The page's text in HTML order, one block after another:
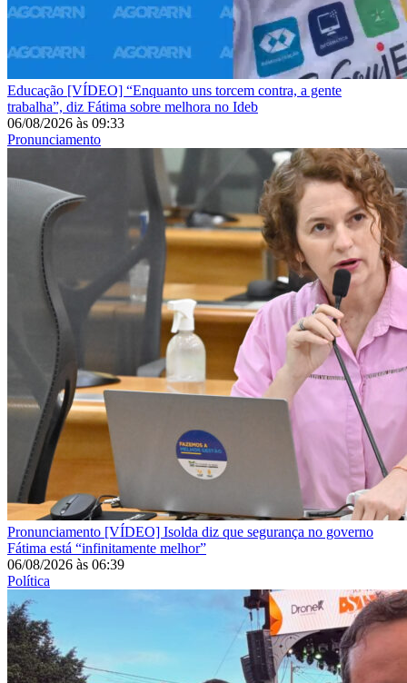
Educação [VÍDEO] “Enquanto uns torcem contra, a gente
trabalha”, diz Fátima sobre melhora no Ideb
06/08/2026 às 09:33
Pronunciamento
Pronunciamento [VÍDEO] Isolda diz que segurança no governo
Fátima está “infinitamente melhor”
06/08/2026 às 06:39
Política